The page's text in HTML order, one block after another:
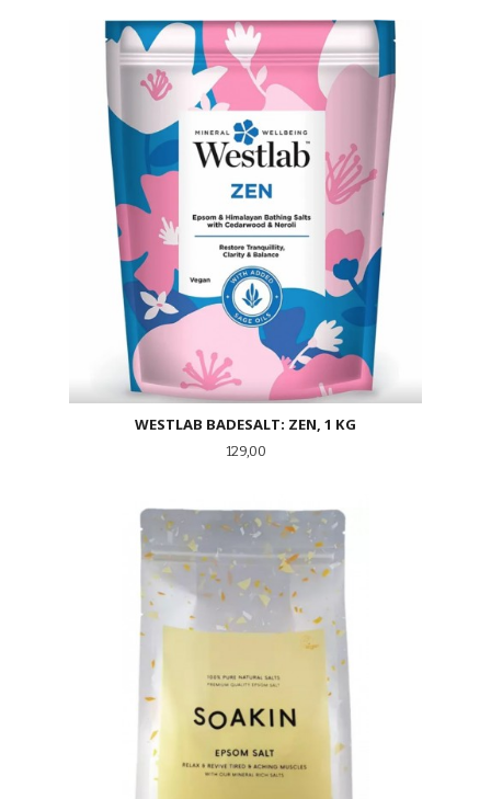
WESTLAB BADESALT: ZEN, 1 KG
Pris
129,00